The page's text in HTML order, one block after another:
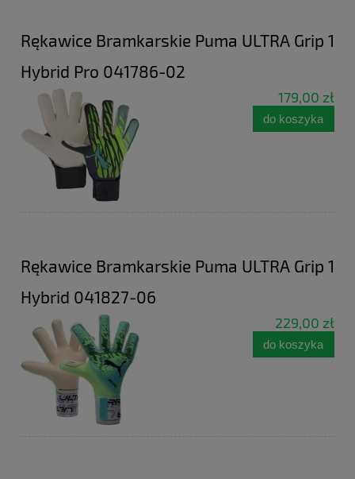
Rękawice Bramkarskie Puma ULTRA Grip 1
Hybrid Pro 041786-02
179,00 zł
do koszyka
Rękawice Bramkarskie Puma ULTRA Grip 1
Hybrid 041827-06
229,00 zł
do koszyka